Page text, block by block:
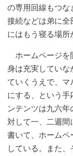
の専用回線もつ
接続などは弟に全
にはもう寝る場所
ホームページを
身は充実してい
ていくうえで、
にする、という手
ンテンツは九六
対して一、二週
書いて、ホームペ
している。また